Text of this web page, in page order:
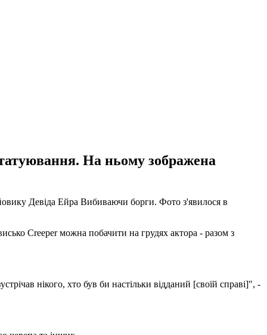
На ньому зображена
Девіда Ейра Вибиваючи борги. Фото з'явилося в
Creeper можна побачити на грудях актора - разом з
нікого, хто був би настільки відданий [своїй справі]", -